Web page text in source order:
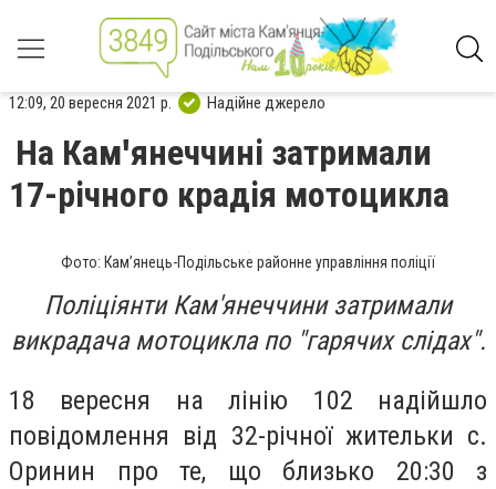
12:09, 20 вересня 2021 р. Надійне джерело
На Камꞌянеччині затримали
17-річного крадія мотоцикла
Фото: Кам’янець-Подільське районне управління поліції
Поліціянти Кам'янеччини затримали
викрадача мотоцикла по "гарячих слідах".
18 вересня на лінію 102 надійшло
повідомлення від 32-річної жительки с.
Оринин про те, що близько 20:30 з